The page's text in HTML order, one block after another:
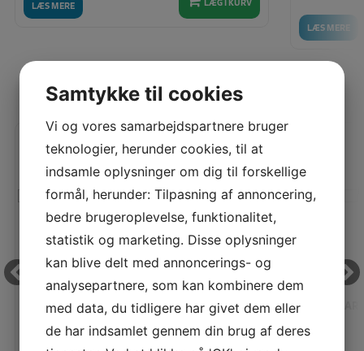
LÆS MERE LÆG I KURV
LÆS MERE
SENEST SETE PRODUKTER
Spar
HUSQVARNA VIKING UDSKIFTELIG
Samtykke til cookies
Vi og vores samarbejdspartnere bruger
teknologier, herunder cookies, til at
indsamle oplysninger om dig til forskellige
formål, herunder: Tilpasning af annoncering,
bedre brugeroplevelse, funktionalitet,
statistik og marketing. Disse oplysninger
kan blive delt med annoncerings- og
analysepartnere, som kan kombinere dem
med data, du tidligere har givet dem eller
de har indsamlet gennem din brug af deres